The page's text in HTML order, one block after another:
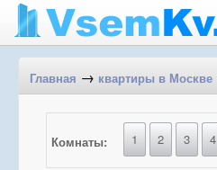
Главная → квартиры в Москве
Комнаты: 1 2 3 4